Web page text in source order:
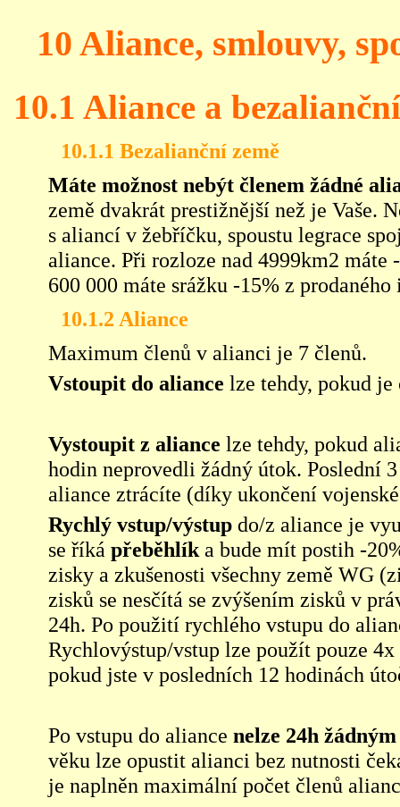
10 Aliance, smlouvy,
10.1 Aliance a
10.1.1 Bezalianční země
Máte možnost nebýt členem žádné
země dvakrát prestižnější než je Vaše.
s aliancí v žebříčku, spoustu legrace
aliance. Při rozloze nad 4999km2
600 000 máte srážku -15% z
10.1.2 Aliance
Maximum členů v alianci je 7 členů.
Vstoupit do aliance lze tehdy, pokud
Vystoupit z aliance lze tehdy, pokud
hodin neprovedli žádný útok. Poslední
aliance ztrácíte (díky ukončení
Rychlý vstup/výstup do/z aliance je
se říká přeběhlík a bude mít postih -
zisky a zkušenosti všechny země WG
zisků se nesčítá se zvýšením zisků v
24h. Po použití rychlého vstupu do
Rychlovýstup/vstup lze použít pouze
pokud jste v posledních 12 hodinách
Po vstupu do aliance nelze 24h
věku lze opustit alianci bez nutnosti
je naplněn maximální počet členů